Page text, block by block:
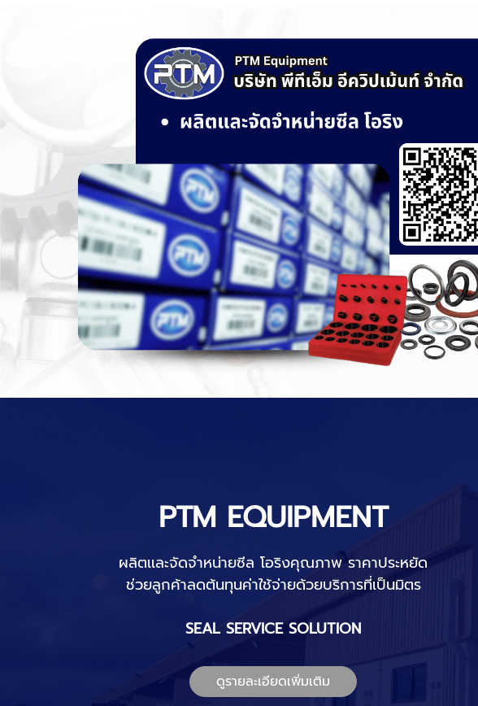
PTM EQUIPMENT
ผลิตเเละจัดจำหน่ายซีล โอริงคุณภาพ ราคาประหยัด
ช่วยลูกค้าลดต้นทุนค่าใช้จ่ายด้วยบริการที่เป็นมิตร
SEAL SERVICE SOLUTION
ดูรายละเอียดเพิ่มเติม